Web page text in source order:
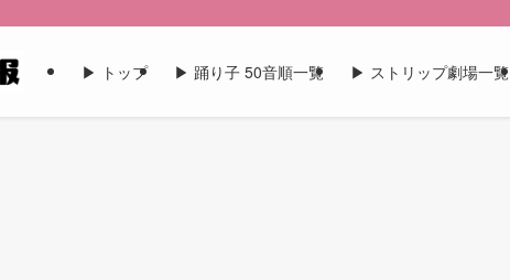
▶︎ トップ ▶︎ 踊り子 50音順一覧 ▶︎ ストリップ劇場一覧